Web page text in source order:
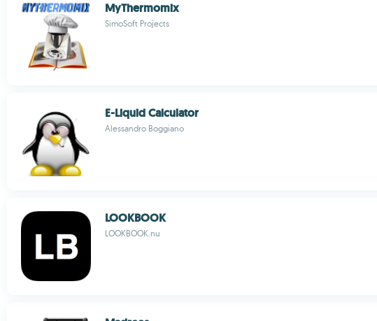
MyThermomix
SimoSoft Projects
E-Liquid Calculator
Alessandro Boggiano
LOOKBOOK
LOOKBOOK.nu